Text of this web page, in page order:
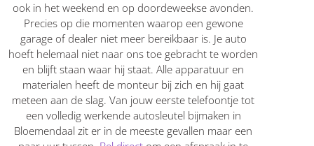
ook in het weekend en op doordeweekse avonden.
Precies op die momenten waarop een gewone
garage of dealer niet meer bereikbaar is. Je auto
hoeft helemaal niet naar ons toe gebracht te worden
en blijft staan waar hij staat. Alle apparatuur en
materialen heeft de monteur bij zich en hij gaat
meteen aan de slag. Van jouw eerste telefoontje tot
een volledig werkende autosleutel bijmaken in
Bloemendaal zit er in de meeste gevallen maar een